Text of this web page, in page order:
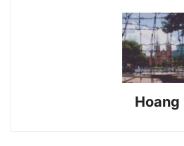
Hoang